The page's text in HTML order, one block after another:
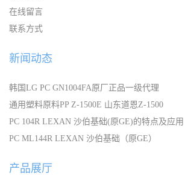
在线留言
联系方式
新闻动态
韩国LG PC GN1004FA原厂正品一级代理
通用塑料原料PP Z-1500E 山东道恩Z-1500
PC 104R LEXAN 沙伯基础(原GE)的特点及应用
PC ML144R LEXAN 沙伯基础（原GE）
产品展厅